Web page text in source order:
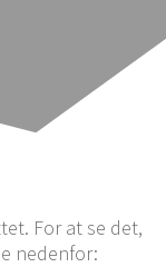
For at se det,
nedenfor: